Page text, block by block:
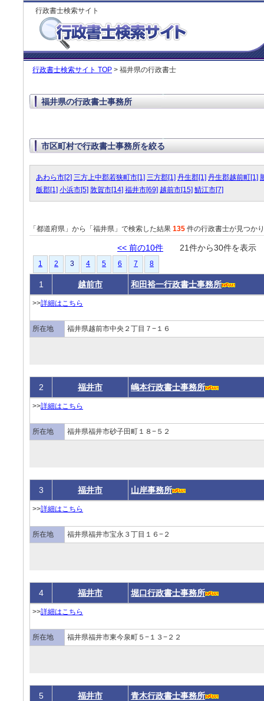
行政書士検索サイト
行政書士検索サイト TOP > 福井県の行政書士
福井県の行政書士事務所
市区町村で行政書士事務所を絞る
あわら市[2] 三方上中郡若狭町市[1] 三方郡[1] 丹生郡[1] 丹生郡越前町[1]
飯郡[1] 小浜市[5] 敦賀市[14] 福井市[69] 越前市[15] 鯖江市[7]
「都道府県」から「福井県」で検索した結果 135 件の行政書士が見つか
<< 前の10件 21件から30件を表
1 2 3 4 5 6 7 8
1 越前市 和田裕一行政書士事務所
>>詳細はこちら
所在地 福井県越前市中央２丁目７−１６
2 福井市 嶋本行政書士事務所
>>詳細はこちら
所在地 福井県福井市砂子田町１８−５２
3 福井市 山岸事務所
>>詳細はこちら
所在地 福井県福井市宝永３丁目１６−２
4 福井市 堀口行政書士事務所
>>詳細はこちら
所在地 福井県福井市東今泉町５−１３−２２
5 福井市 青木行政書士事務所